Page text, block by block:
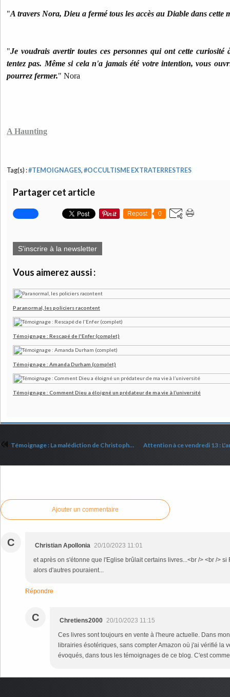
"A travers Nora, Dieu a fermé tous les accès au Diable dans cette
"Je voudrais avertir toutes ces personnes qui ont cette curiosité
tentez pas. Même si cela n'a jamais été votre intention, vous
pourrez fermer." Nora
A Haunting
Tag(s) :#TEMOIGNAGES, #OCCULTISME EXTRATERRESTRES
Partager cet article
Repost 0
S'inscrire à la newsletter
Vous aimerez aussi :
Paranormal, les policiers racontent
Témoignage : Rescapé de l'Enfer (complet)
Témoignage : Amanda Durham (complet)
Témoignage : Comment Dieu a éloigné un prédateur de ma vie à l’université
Témoignage : La malédiction de Christopher Case
Ajouter un commentaire
C Christian Apollonia 20/10/2023 11:01
et après on s'étonne que l'Eglise brûlait certains livres...<br /> <br />
alors d'autres pouraient...
Répondre
C Chretiens2000 20/10/2023 11:15
Ces livres sont toujours en vente à l'heure actuelle. Dans
librairies ésotériques, sans compter Amazon où j'ai vérifié la
évoqués, dans tous les témoignages de ce blog. C'est